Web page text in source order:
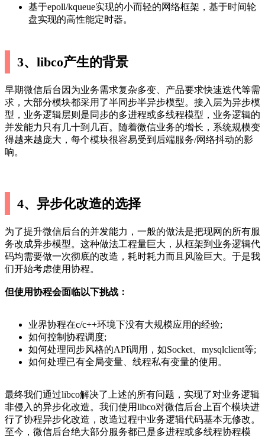
基于epoll/kqueue实现的小而轻的网络框架，基于时间轮
盘实现的高性能定时器。
3、libco产生的背景
早期微信后台因为业务需求复杂多变、产品要求快速迭代等需
求，大部分模块都采用了半同步半异步模型。接入层为异步模
型，业务逻辑层则是同步的多进程或多线程模型，业务逻辑的
并发能力只有几十到几百。随着微信业务的增长，系统规模变
得越来越庞大，每个模块很容易受到后端服务/网络抖动的影
响。
4、异步化改造的选择
为了提升微信后台的并发能力，一般的做法是把现网的所有服
务改成异步模型。这种做法工程量巨大，从框架到业务逻辑代
码均需要做一次彻底的改造，耗时耗力而且风险巨大。于是我
们开始考虑使用协程。
但使用协程会面临以下挑战：
业界协程在c/c++环境下没有大规模应用的经验;
如何控制协程调度;
如何处理同步风格的API调用，如Socket、mysqlclient等;
如何处理已有全局变量、线程私有变量的使用。
最终我们通过libco解决了上述的所有问题，实现了对业务逻辑
非侵入的异步化改造。我们使用libco对微信后台上百个模块进
行了协程异步化改造，改造过程中业务逻辑代码基本无修改。
至今，微信后台绝大部分服务都已是多进程或多线程协程模